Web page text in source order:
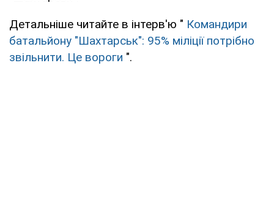
Детальніше читайте в інтерв'ю " Командири
батальйону "Шахтарськ": 95% міліції потрібно
звільнити. Це вороги ".